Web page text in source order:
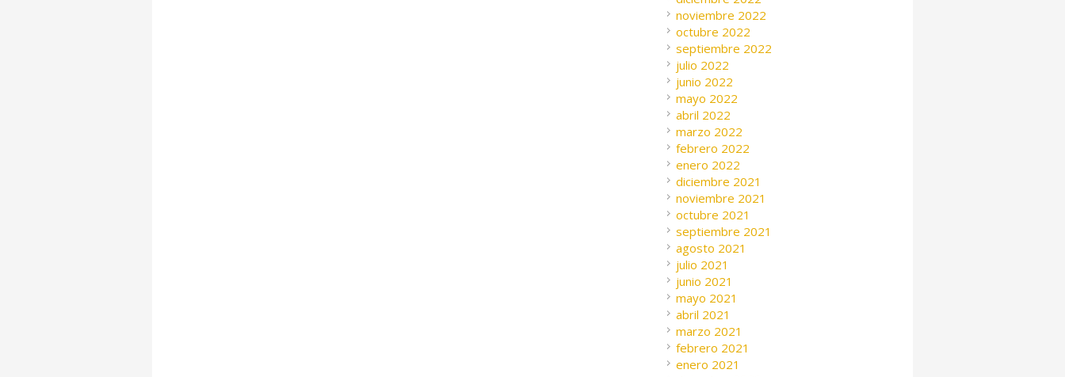
noviembre 2022
octubre 2022
septiembre 2022
julio 2022
junio 2022
mayo 2022
abril 2022
marzo 2022
febrero 2022
enero 2022
diciembre 2021
noviembre 2021
octubre 2021
septiembre 2021
agosto 2021
julio 2021
junio 2021
mayo 2021
abril 2021
marzo 2021
febrero 2021
enero 2021